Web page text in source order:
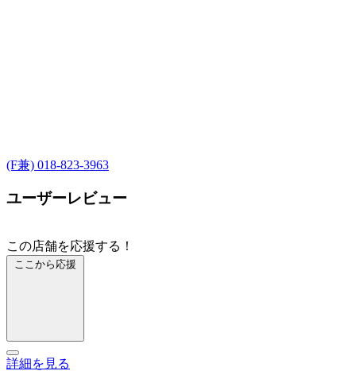
(F兼) 018-823-3963
ユーザーレビュー
この店舗を応援する！
ここから応援
詳細を見る